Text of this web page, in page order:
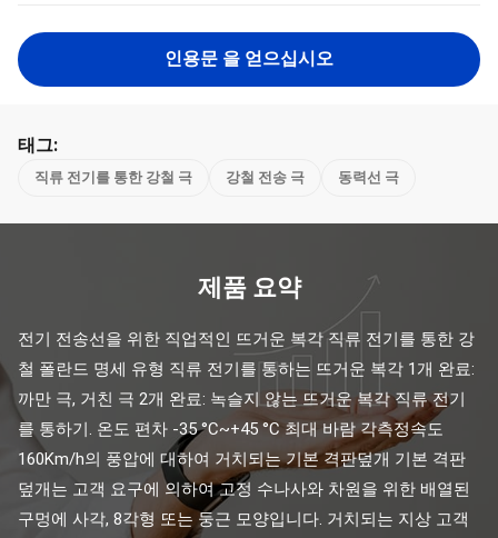
인용문 을 얻으십시오
태그:
직류 전기를 통한 강철 극 강철 전송 극 동력선 극
제품 요약
전기 전송선을 위한 직업적인 뜨거운 복각 직류 전기를 통한 강
철 폴란드 명세 유형 직류 전기를 통하는 뜨거운 복각 1개 완료:
까만 극, 거친 극 2개 완료: 녹슬지 않는 뜨거운 복각 직류 전기
를 통하기. 온도 편차 -35 °C~+45 °C 최대 바람 각측정속도
160Km/h의 풍압에 대하여 거치되는 기본 격판덮개 기본 격판
덮개는 고객 요구에 의하여 고정 수나사와 차원을 위한 배열된
구멍에 사각, 8각형 또는 둥근 모양입니다. 거치되는 지상 고객